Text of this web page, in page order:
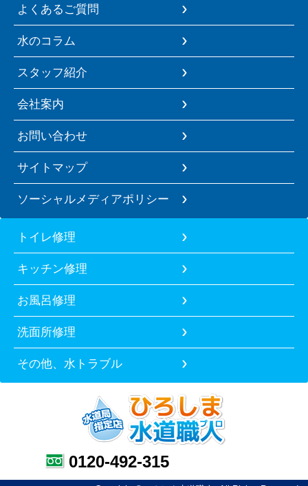
よくあるご質問
水のコラム
スタッフ紹介
会社案内
お問い合わせ
サイトマップ
ソーシャルメディアポリシー
トイレ修理
キッチン修理
お風呂修理
洗面所修理
その他、水トラブル
0120-492-315